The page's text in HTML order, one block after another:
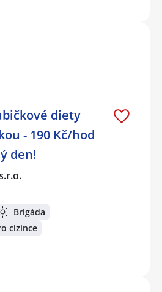
diety
- 190 Kč/hod
den!
Brigáda
cizince